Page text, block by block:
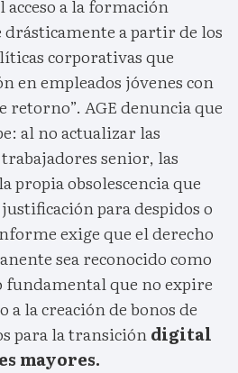
a la formación
drásticamente a partir de los
corporativas que
en empleados jóvenes con
retorno”. AGE denuncia que
al no actualizar las
senior, las
propia obsolescencia que
para despidos o
exige que el derecho
sea reconocido como
que no expire
a la creación de bonos de
para la transicióndigital
mayores.